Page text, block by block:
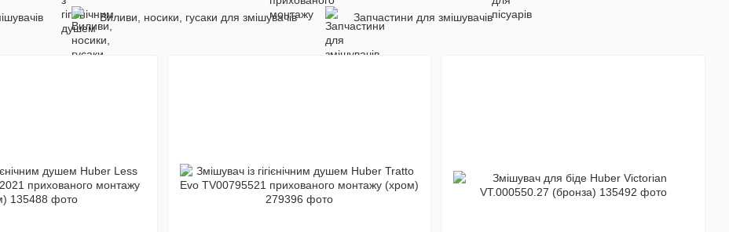
Виливи, носики, гусаки для змішувачів Запчастини для змішувачів